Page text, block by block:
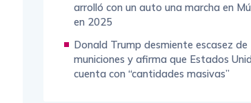
arrolló con un auto una marcha en
en 2025
Donald Trump desmiente escasez de
municiones y afirma que Estados
cuenta con “cantidades masivas”